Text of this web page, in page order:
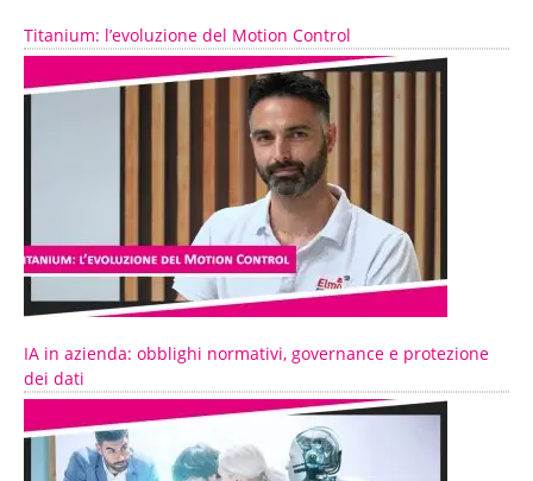
Titanium: l’evoluzione del Motion Control
IA in azienda: obblighi normativi, governance e protezione
dei dati